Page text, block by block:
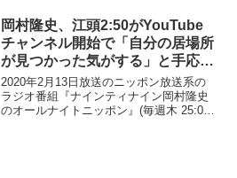
岡村隆史、江頭2:50がYouTube
チャンネル開始で「自分の居場所
が見つかった気がする」と手応え
を感じていると明かす
2020年2月13日放送のニッポン放送系の
ラジオ番組『ナインティナイン岡村隆史
のオールナイトニッポン』(毎週木 25:00-